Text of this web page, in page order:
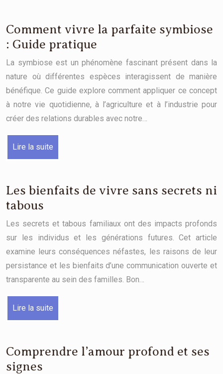
Comment vivre la parfaite symbiose
: Guide pratique
La symbiose est un phénomène fascinant présent dans la
nature où différentes espèces interagissent de manière
bénéfique. Ce guide explore comment appliquer ce concept
à notre vie quotidienne, à l’agriculture et à l’industrie pour
créer des relations durables avec notre…
Lire la suite
Les bienfaits de vivre sans secrets ni
tabous
Les secrets et tabous familiaux ont des impacts profonds
sur les individus et les générations futures. Cet article
examine leurs conséquences néfastes, les raisons de leur
persistance et les bienfaits d’une communication ouverte et
transparente au sein des familles. Bon…
Lire la suite
Comprendre l’amour profond et ses
signes